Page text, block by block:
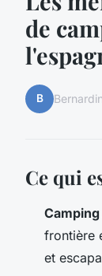
de
B Bernardin
Ce qui
frontière
et